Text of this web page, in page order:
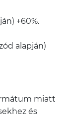
+60%.
alapján)
miatt
és